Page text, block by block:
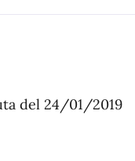
del 24/01/2019